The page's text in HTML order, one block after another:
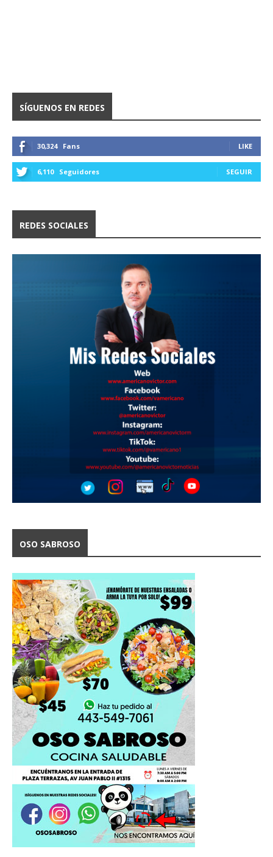
SÍGUENOS EN REDES
30,324 Fans LIKE
6,110 Seguidores SEGUIR
REDES SOCIALES
OSO SABROSO